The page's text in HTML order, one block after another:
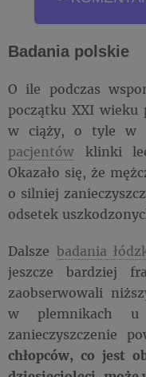
Badania polskie
O ile podczas
początku XXI wieku
w ciąży, o tyle w
pacjentów klinki
Okazało się, że
o silniej
odsetek
Dalsze badania
jeszcze bardziej
zaobserwowali
w plemnikach u
zanieczyszczenie
chłopców, co jest